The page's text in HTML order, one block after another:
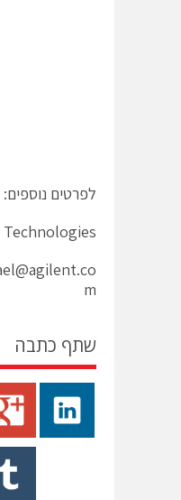
לפרטים נוספים:
m
שתף כתבה